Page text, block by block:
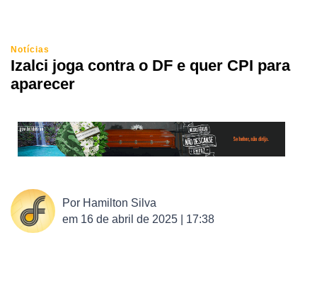
Notícias
Izalci joga contra o DF e quer CPI para
aparecer
Por Hamilton Silva
em 16 de abril de 2025 | 17:38